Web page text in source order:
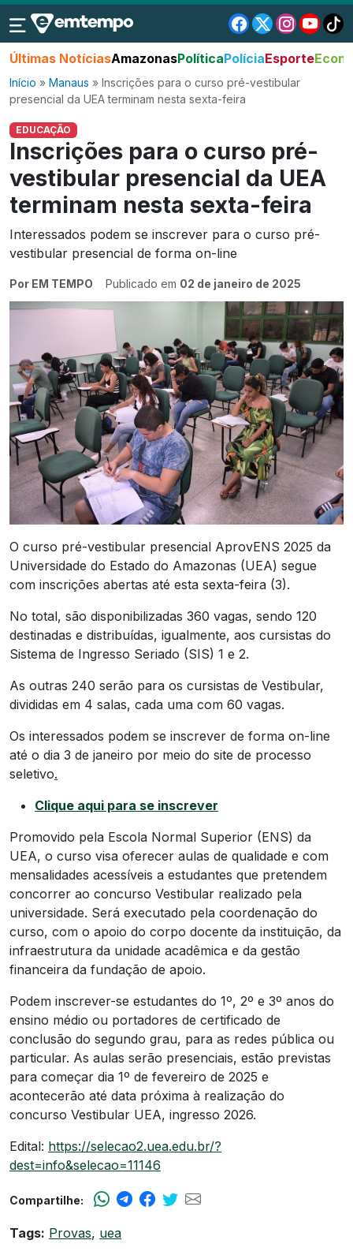
Últimas NotíciasAmazonasPolíticaPolíciaEsporte
Início » Manaus » Inscrições para o curso pré-vestibular
presencial da UEA terminam nesta sexta-feira
EDUCAÇÃO
Inscrições para o curso pré-
vestibular presencial da UEA
terminam nesta sexta-feira
Interessados podem se inscrever para o curso pré-
vestibular presencial de forma on-line
Por EM TEMPO Publicado em 02 de janeiro de 2025
O curso pré-vestibular presencial AprovENS 2025 da
Universidade do Estado do Amazonas (UEA) segue
com inscrições abertas até esta sexta-feira (3).
No total, são disponibilizadas 360 vagas, sendo 120
destinadas e distribuídas, igualmente, aos cursistas do
Sistema de Ingresso Seriado (SIS) 1 e 2.
As outras 240 serão para os cursistas de Vestibular,
divididas em 4 salas, cada uma com 60 vagas.
Os interessados podem se inscrever de forma on-line
até o dia 3 de janeiro por meio do site de processo
seletivo.
Clique aqui para se inscrever
Promovido pela Escola Normal Superior (ENS) da
UEA, o curso visa oferecer aulas de qualidade e com
mensalidades acessíveis a estudantes que pretendem
concorrer ao concurso Vestibular realizado pela
universidade. Será executado pela coordenação do
curso, com o apoio do corpo docente da instituição, da
infraestrutura da unidade acadêmica e da gestão
financeira da fundação de apoio.
Podem inscrever-se estudantes do 1º, 2º e 3º anos do
ensino médio ou portadores de certificado de
conclusão do segundo grau, para as redes pública ou
particular. As aulas serão presenciais, estão previstas
para começar dia 1º de fevereiro de 2025 e
acontecerão até data próxima à realização do
concurso Vestibular UEA, ingresso 2026.
Edital: https://selecao2.uea.edu.br/?
dest=info&selecao=11146
Compartilhe:
Tags: Provas, uea